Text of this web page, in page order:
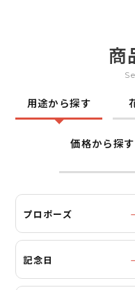
商
用途から探す
価格から探す
プロポーズ
記念日